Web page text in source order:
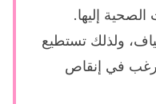
إليها.
ولذلك تستطيع
ترغب في إنقاص